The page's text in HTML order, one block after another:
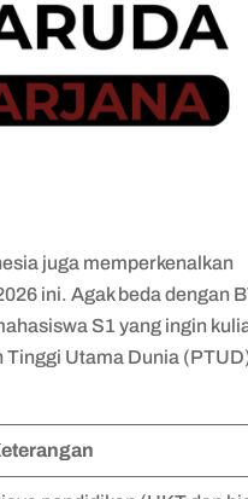
juga memperkenalkan
ini. Agak beda dengan
S1 yang ingin
Tinggi Utama Dunia